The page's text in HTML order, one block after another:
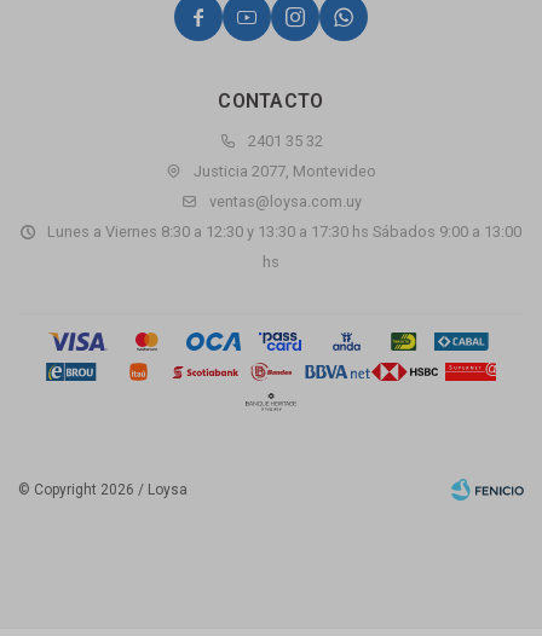
CONTACTO
2401 35 32
Justicia 2077, Montevideo
ventas@loysa.com.uy
Lunes a Viernes 8:30 a 12:30 y 13:30 a 17:30 hs Sábados 9:00 a 13:00
hs
   
© Copyright 2026 / Loysa